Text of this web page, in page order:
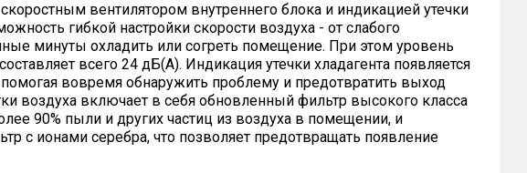
вентилятором внутреннего блока и индикацией утечки
гибкой настройки скорости воздуха - от слабого
минуты охладить или согреть помещение. При этом уровень
всего 24 дБ(А). Индикация утечки хладагента появляется
вовремя обнаружить проблему и предотвратить выход
воздуха включает в себя обновленный фильтр высокого класса
90% пыли и других частиц из воздуха в помещении, и
с ионами серебра, что позволяет предотвращать появление